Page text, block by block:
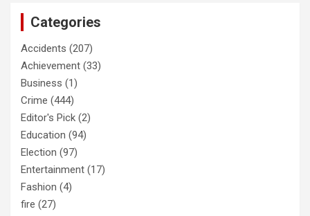
Categories
Accidents (207)
Achievement (33)
Business (1)
Crime (444)
Editor's Pick (2)
Education (94)
Election (97)
Entertainment (17)
Fashion (4)
fire (27)